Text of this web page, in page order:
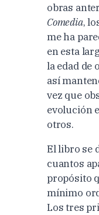
obras
Comedia,
me ha
en esta
la edad de
así
vez que
evolución
otros.
El libro se
cuantos
propósito
mínimo
Los tres